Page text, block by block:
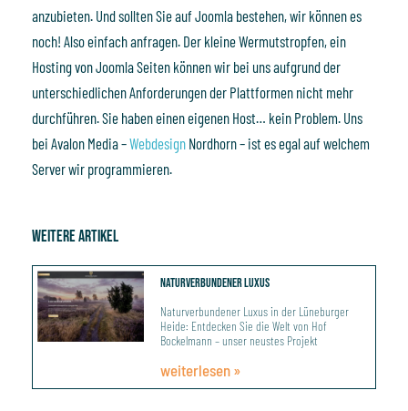
anzubieten. Und sollten Sie auf Joomla bestehen, wir können es
noch! Also einfach anfragen. Der kleine Wermutstropfen, ein
Hosting von Joomla Seiten können wir bei uns aufgrund der
unterschiedlichen Anforderungen der Plattformen nicht mehr
durchführen. Sie haben einen eigenen Host… kein Problem. Uns
bei Avalon Media –Webdesign Nordhorn – ist es egal auf welchem
Server wir programmieren.
Weitere Artikel
Naturverbundener Luxus
Naturverbundener Luxus in der Lüneburger
Heide: Entdecken Sie die Welt von Hof
Bockelmann – unser neustes Projekt
weiterlesen »